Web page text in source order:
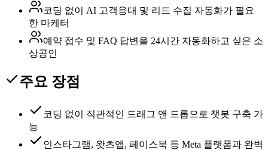
코딩 없이 AI 고객응대 및 리드 수집 자동화가 필요
한 마케터
예약 접수 및 FAQ 답변을 24시간 자동화하고 싶은 소
상공인
주요 장점
코딩 없이 직관적인 드래그 앤 드롭으로 챗봇 구축 가
능
인스타그램, 왓츠앱, 페이스북 등 Meta 플랫폼과 완벽